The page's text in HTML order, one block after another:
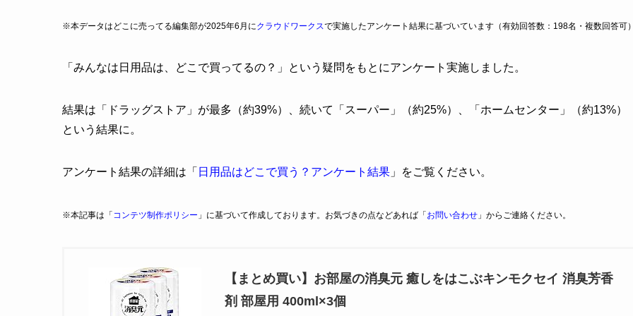
※本データはどこに売ってる編集部が2025年6月にクラウドワークスで実施したアンケート結果に基づいています（有効回答数：198名・複数回答可
「みんなは日用品は、どこで買ってるの？」という疑問をもとにアンケート実施しました。
結果は「ドラッグストア」が最多（約39%）、続いて「スーパー」（約25%）、「ホームセンター」（約13%）
という結果に。
アンケート結果の詳細は「 日用品はどこで買う？アンケート結果 」をご覧ください。
※本記事は「 コンテツ制作ポリシー 」に基づいて作成しております。お気づきの点などあれば「 お問い合わせ 」からご連絡ください。
【まとめ買い】お部屋の消臭元 癒しをはこぶキンモクセイ 消臭芳香
剤 部屋用 400ml×3個